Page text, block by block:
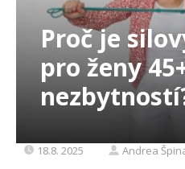
Proč je
pro ženy
18.8. 2025 Andrea